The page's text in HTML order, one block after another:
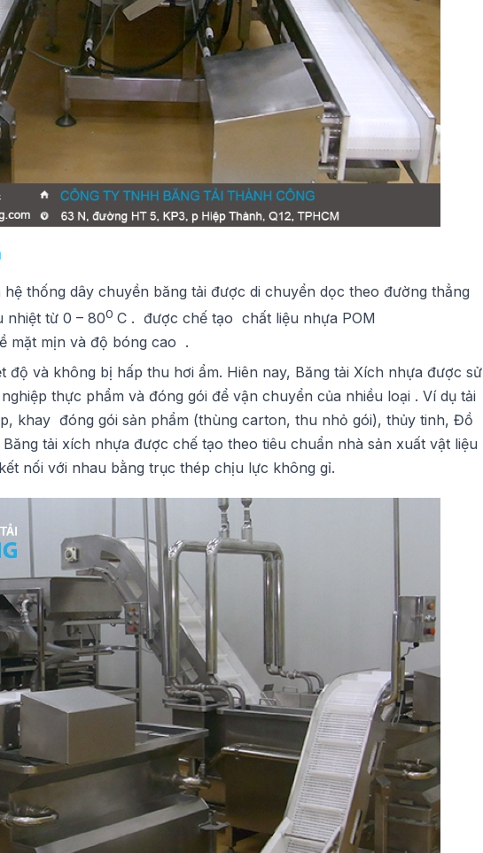
thống dây chuyền băng tải được di chuyển dọc theo đường thẳng
nhiệt từ 0 – 800 C . được chế tạo chất liệu nhựa POM
mặt mịn và độ bóng cao .
độ và không bị hấp thu hơi ẩm. Hiên nay, Băng tải Xích nhựa được sử
thực phẩm và đóng gói để vận chuyển của nhiều loại . Ví dụ tải
khay đóng gói sản phẩm (thùng carton, thu nhỏ gói), thủy tinh, Đồ
tải xích nhựa được chế tạo theo tiêu chuẩn nhà sản xuất vật liệu
nối với nhau bằng trục thép chịu lực không gỉ.